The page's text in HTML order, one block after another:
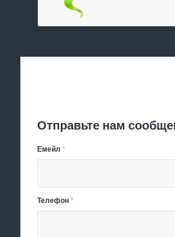
Отправьте нам
Емейл*
Телефон*